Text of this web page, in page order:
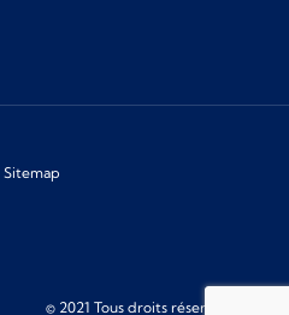
Sitemap
© 2021 Tous droits réservés